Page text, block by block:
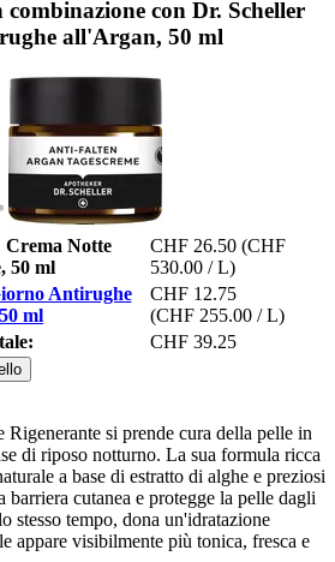
combinazione con Dr. Scheller
all'Argan, 50 ml
Notte
50 ml
CHF 26.50 (CHF
530.00 / L)
Antirughe
ml
CHF 12.75
(CHF 255.00 / L)
CHF 39.25
si prende cura della pelle in
di riposo notturno. La sua formula ricca
a base di estratto di alghe e preziosi
cutanea e protegge la pelle dagli
stesso tempo, dona un'idratazione
appare visibilmente più tonica, fresca e